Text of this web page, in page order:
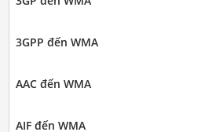
3GPP đến WMA
AAC đến WMA
AIF đến WMA